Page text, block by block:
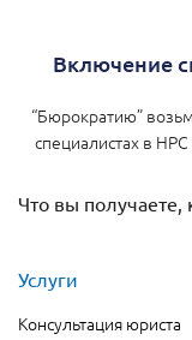
Включение
“Бюрократию”
специалистах в
Что вы получаете,
Услуги
Консультация юриста